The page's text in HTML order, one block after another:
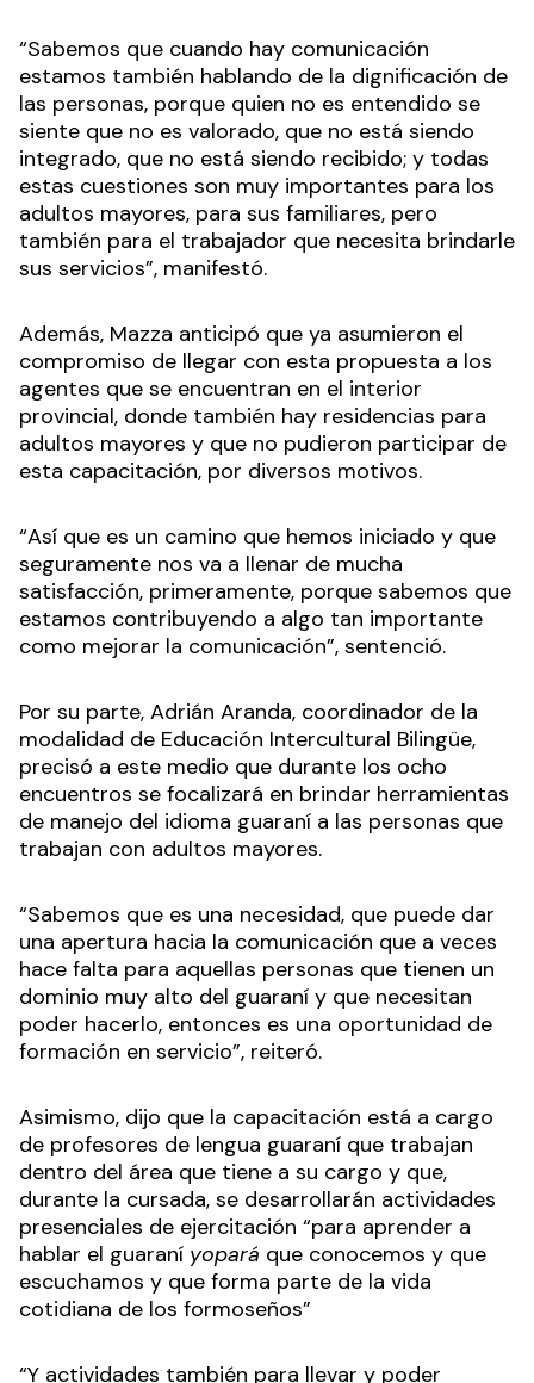
“Sabemos que cuando hay comunicación
estamos también hablando de la dignificación de
las personas, porque quien no es entendido se
siente que no es valorado, que no está siendo
integrado, que no está siendo recibido; y todas
estas cuestiones son muy importantes para los
adultos mayores, para sus familiares, pero
también para el trabajador que necesita brindarle
sus servicios”, manifestó.
Además, Mazza anticipó que ya asumieron el
compromiso de llegar con esta propuesta a los
agentes que se encuentran en el interior
provincial, donde también hay residencias para
adultos mayores y que no pudieron participar de
esta capacitación, por diversos motivos.
“Así que es un camino que hemos iniciado y que
seguramente nos va a llenar de mucha
satisfacción, primeramente, porque sabemos que
estamos contribuyendo a algo tan importante
como mejorar la comunicación”, sentenció.
Por su parte, Adrián Aranda, coordinador de la
modalidad de Educación Intercultural Bilingüe,
precisó a este medio que durante los ocho
encuentros se focalizará en brindar herramientas
de manejo del idioma guaraní a las personas que
trabajan con adultos mayores.
“Sabemos que es una necesidad, que puede dar
una apertura hacia la comunicación que a veces
hace falta para aquellas personas que tienen un
dominio muy alto del guaraní y que necesitan
poder hacerlo, entonces es una oportunidad de
formación en servicio”, reiteró.
Asimismo, dijo que la capacitación está a cargo
de profesores de lengua guaraní que trabajan
dentro del área que tiene a su cargo y que,
durante la cursada, se desarrollarán actividades
presenciales de ejercitación “para aprender a
hablar el guaraní yopará que conocemos y que
escuchamos y que forma parte de la vida
cotidiana de los formoseños”
“Y actividades también para llevar y poder